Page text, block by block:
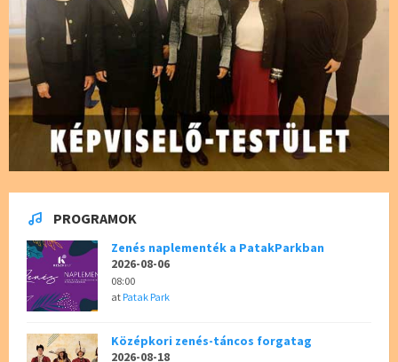
PROGRAMOK
Zenés naplementék a PatakParkban
2026-08-06
08:00
atPatak Park
Középkori zenés-táncos forgatag
2026-08-18